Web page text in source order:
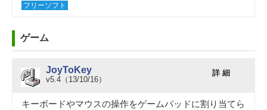
フリーソフト
ゲーム
JoyToKey
v5.4（13/10/16）
詳 細
キーボードやマウスの操作をゲームパッドに割り当てら